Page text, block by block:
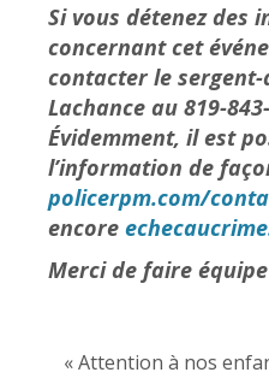
Si vous détenez des
concernant cet
contacter le
Lachance au 819-
Évidemment, il est
l’information de
policerpm.com/
encore
Merci de faire
« Attention à nos